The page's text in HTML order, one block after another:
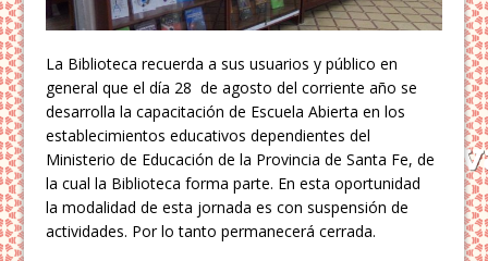
La Biblioteca recuerda a sus usuarios y público en
general que el día 28 de agosto del corriente año se
desarrolla la capacitación de Escuela Abierta en los
establecimientos educativos dependientes del
Ministerio de Educación de la Provincia de Santa Fe, de
la cual la Biblioteca forma parte. En esta oportunidad
la modalidad de esta jornada es con suspensión de
actividades. Por lo tanto permanecerá cerrada.